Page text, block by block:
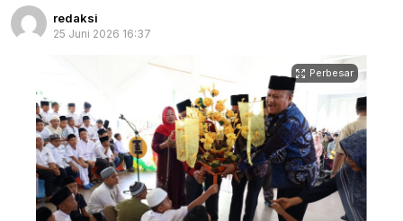
redaksi
25 Juni 2026 16:37
Perbesar